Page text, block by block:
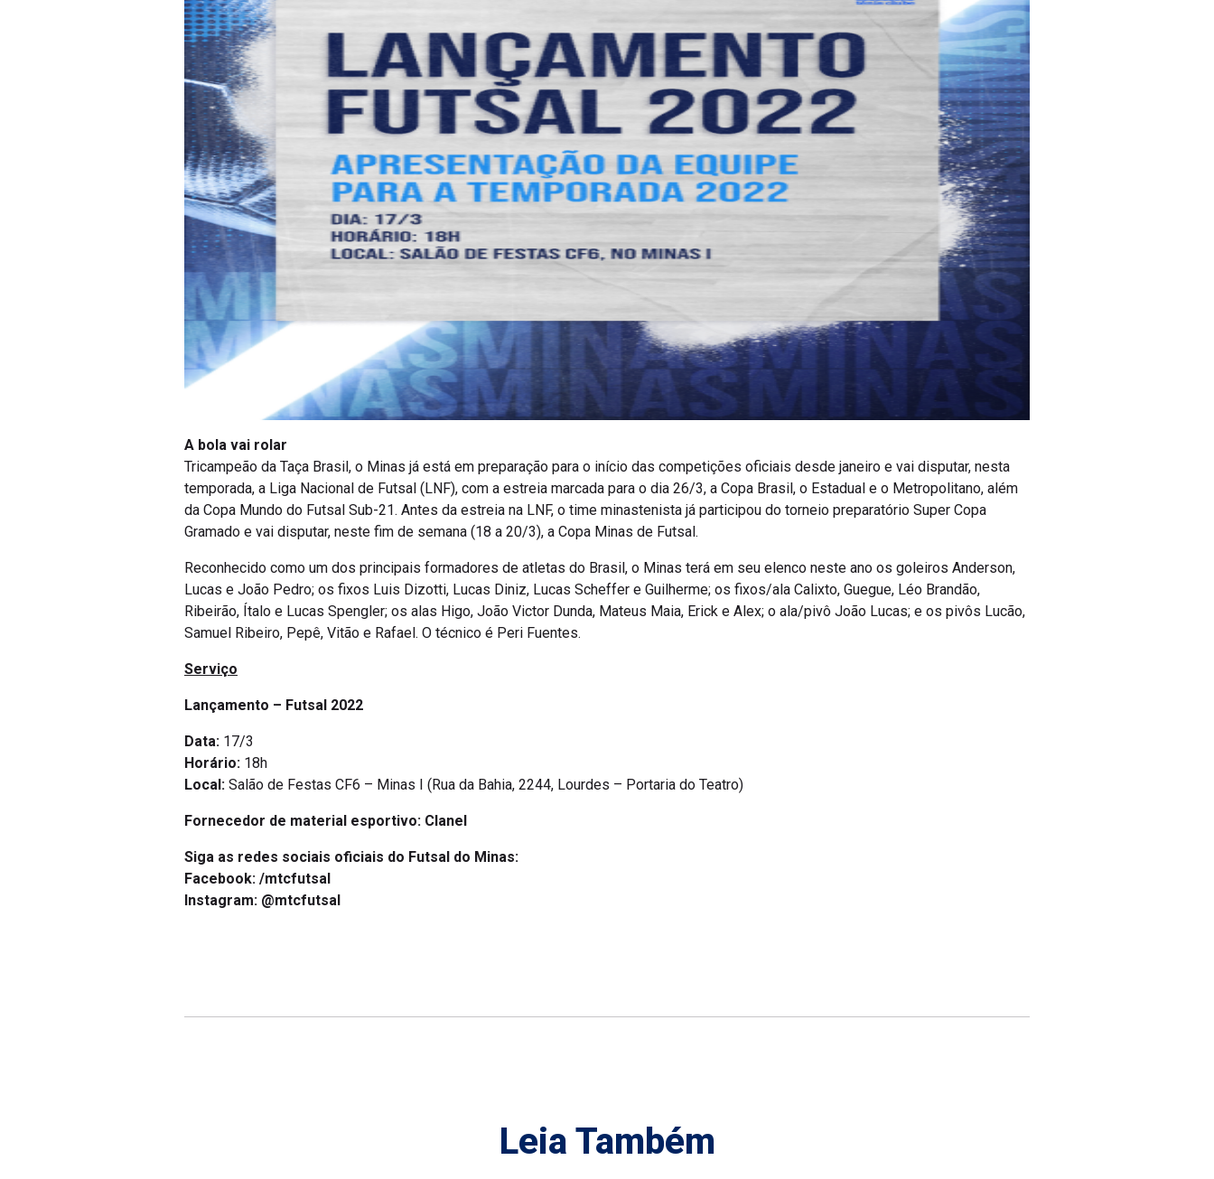
A bola vai rolar
Tricampeão da Taça Brasil, o Minas já está em preparação para o início das competições oficiais desde janeiro e vai disputar, nesta
temporada, a Liga Nacional de Futsal (LNF), com a estreia marcada para o dia 26/3, a Copa Brasil, o Estadual e o Metropolitano, além
da Copa Mundo do Futsal Sub-21. Antes da estreia na LNF, o time minastenista já participou do torneio preparatório Super Copa
Gramado e vai disputar, neste fim de semana (18 a 20/3), a Copa Minas de Futsal.
Reconhecido como um dos principais formadores de atletas do Brasil, o Minas terá em seu elenco neste ano os goleiros Anderson,
Lucas e João Pedro; os fixos Luis Dizotti, Lucas Diniz, Lucas Scheffer e Guilherme; os fixos/ala Calixto, Guegue, Léo Brandão,
Ribeirão, Ítalo e Lucas Spengler; os alas Higo, João Victor Dunda, Mateus Maia, Erick e Alex; o ala/pivô João Lucas; e os pivôs Lucão,
Samuel Ribeiro, Pepê, Vitão e Rafael. O técnico é Peri Fuentes.
Serviço
Lançamento – Futsal 2022
Data: 17/3
Horário: 18h
Local: Salão de Festas CF6 – Minas I (Rua da Bahia, 2244, Lourdes – Portaria do Teatro)
Fornecedor de material esportivo: Clanel
Siga as redes sociais oficiais do Futsal do Minas:
Facebook: /mtcfutsal
Instagram: @mtcfutsal
Leia Também